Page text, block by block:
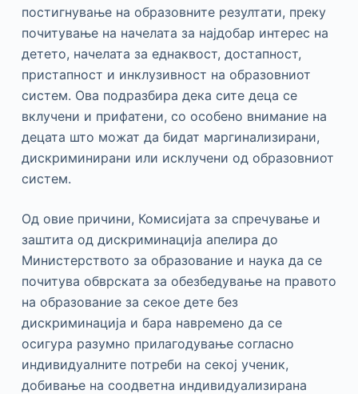
постигнување на образовните резултати, преку
почитување на начелата за најдобар интерес на
детето, начелата за еднаквост, достапност,
пристапност и инклузивност на образовниот
систем. Ова подразбира дека сите деца се
вклучени и прифатени, со особено внимание на
децата што можат да бидат маргинализирани,
дискриминирани или исклучени од образовниот
систем.
Од овие причини, Комисијата за спречување и
заштита од дискриминација апелира до
Министерството за образование и наука да се
почитува обврската за обезбедување на правото
на образование за секое дете без
дискриминација и бара навремено да се
осигура разумно прилагодување согласно
индивидуалните потреби на секој ученик,
добивање на соодветна индивидуализирана